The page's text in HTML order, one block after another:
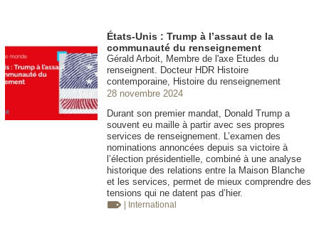
États-Unis : Trump à l’assaut de la
communauté du renseignement
Gérald Arboit, Membre de l'axe Etudes du
renseignent. Docteur HDR Histoire
contemporaine, Histoire du renseignement
28 novembre 2024
Durant son premier mandat, Donald Trump a
souvent eu maille à partir avec ses propres
services de renseignement. L’examen des
nominations annoncées depuis sa victoire à
l’élection présidentielle, combiné à une analyse
historique des relations entre la Maison Blanche
et les services, permet de mieux comprendre des
tensions qui ne datent pas d’hier.
| International